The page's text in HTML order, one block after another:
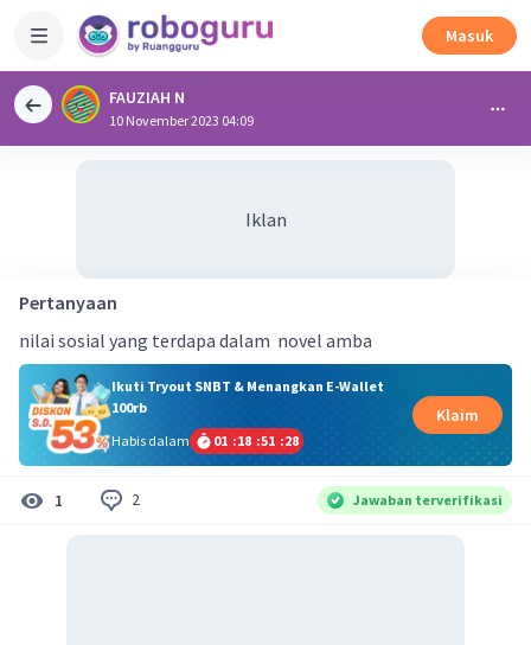
Masuk
FAUZIAH N
10 November 2023 04:09
Iklan
Pertanyaan
nilai sosial yang terdapa dalam novel amba
Ikuti Tryout SNBT & Menangkan E-Wallet
100rb
Habis dalam
01 :18 :51 :27
Klaim
1 2 Jawaban terverifikasi